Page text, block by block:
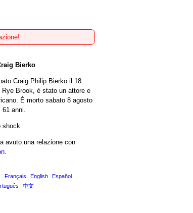
Bierko
Craig Philip Bierko il 18
Rye Brook, è stato un attore e
È morto sabato 8 agosto
anni.
shock.
avuto una relazione con
Français English
Español
中文